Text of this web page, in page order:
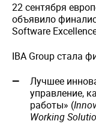
22 сентября
объявило
Software
IBA Group стала
Лучшее
управление,
работы» (
Working